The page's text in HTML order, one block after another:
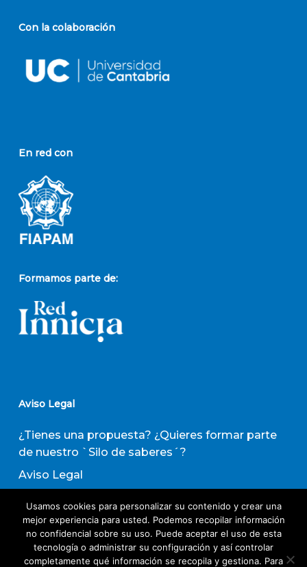
Con la colaboración
En red con
Formamos parte de:
Aviso Legal
¿Tienes una propuesta? ¿Quieres formar parte
de nuestro `Silo de saberes´?
Aviso Legal
Política de Transparencia
Política de Evaluación de Proveedores
Usamos cookies para personalizar su contenido y crear una
mejor experiencia para usted. Podemos recopilar información
no confidencial sobre su uso. Puede aceptar el uso de esta
tecnología o administrar su configuración y así controlar
completamente qué información se recopila y gestiona. Para